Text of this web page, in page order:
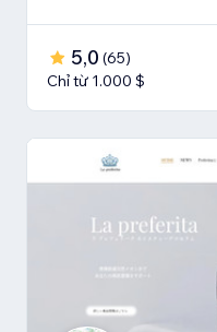
5,0 (65)
Chỉ từ 1.000 $